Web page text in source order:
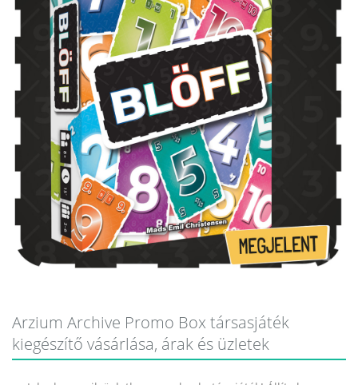
Arzium Archive Promo Box társasjáték
kiegészítő vásárlása, árak és üzletek